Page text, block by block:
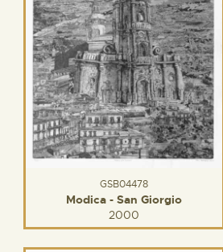
GSB04478
Modica - San Giorgio
2000